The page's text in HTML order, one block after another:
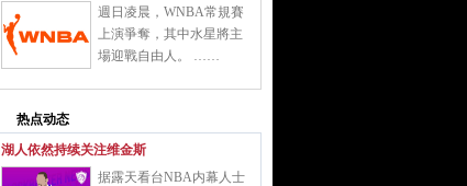
週日凌晨，WNBA常規賽
上演爭奪，其中水星將主
場迎戰自由人。 ……
热点动态
湖人依然持续关注维金斯
据露天看台NBA内幕人士